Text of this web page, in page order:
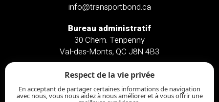
info@transportbond.ca
Bureau administratif
30 Chem. Tenpenny
Val-des-Monts, QC J8N 4B3
Bureau administratif
46 Chem. Saint-Clément
Chelsea, QC J9B 2L3
Respect de la vie privée
En acceptant de partager certaines informations de navigation
avec nous, vous nous aidez à nous améliorer et à vous offrir une